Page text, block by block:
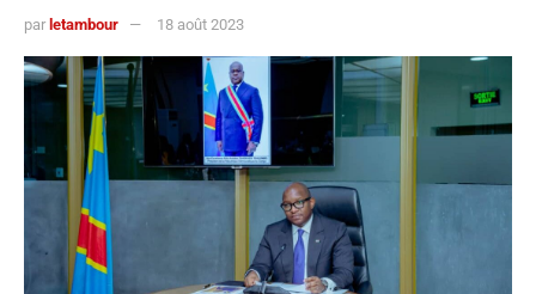
par letambour 18 août 2023